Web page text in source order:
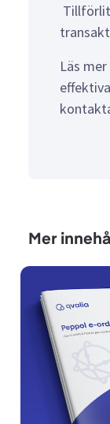
Läs
Mer